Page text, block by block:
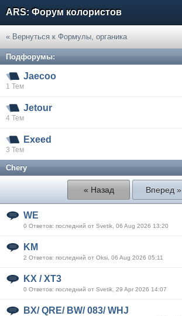
ARS: Форум колористов
« Вернуться к Формулы, органика
Подфорумы:
Jaecoo
1 Тем
Jetour
4 Тем
Exeed
3 Тем
Chery
« Назад Вперед »
WE
0 Ответов: последний от Svetik, 06 Aug 2026 13:20
KM
2 Ответов: последний от Oksi, 06 Aug 2026 05:11
KX / XT3
0 Ответов: последний от Svetik, 29 Apr 2026 14:07
BX/ QRE/ BW/ 083/ WHJ